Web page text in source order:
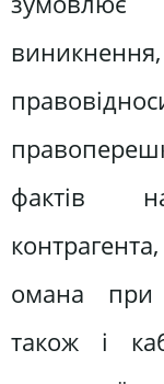
фактів
омана при
також і